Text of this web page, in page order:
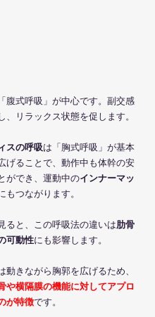
腹式呼吸」が中心です。副交感
、リラックス状態を促します。
スの呼吸は「胸式呼吸」が基本
げることで、動作中も体幹の安
ができ、運動中のインナーマッ
もつながります。
ると、この呼吸法の違いは肋骨
可動性にも影響します。
動きながら胸郭を広げるため、
や横隔膜の機能に対してアプロ
が特徴です。